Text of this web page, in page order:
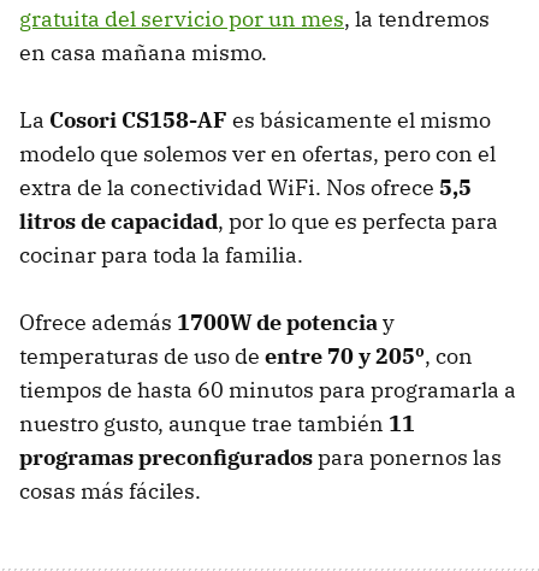
gratuita del servicio por un mes, la tendremos
en casa mañana mismo.
La Cosori CS158-AF es básicamente el mismo
modelo que solemos ver en ofertas, pero con el
extra de la conectividad WiFi. Nos ofrece 5,5
litros de capacidad, por lo que es perfecta para
cocinar para toda la familia.
Ofrece además 1700W de potenciay
temperaturas de uso de entre 70 y 205º, con
tiempos de hasta 60 minutos para programarla a
nuestro gusto, aunque trae también 11
programas preconfiguradospara ponernos las
cosas más fáciles.